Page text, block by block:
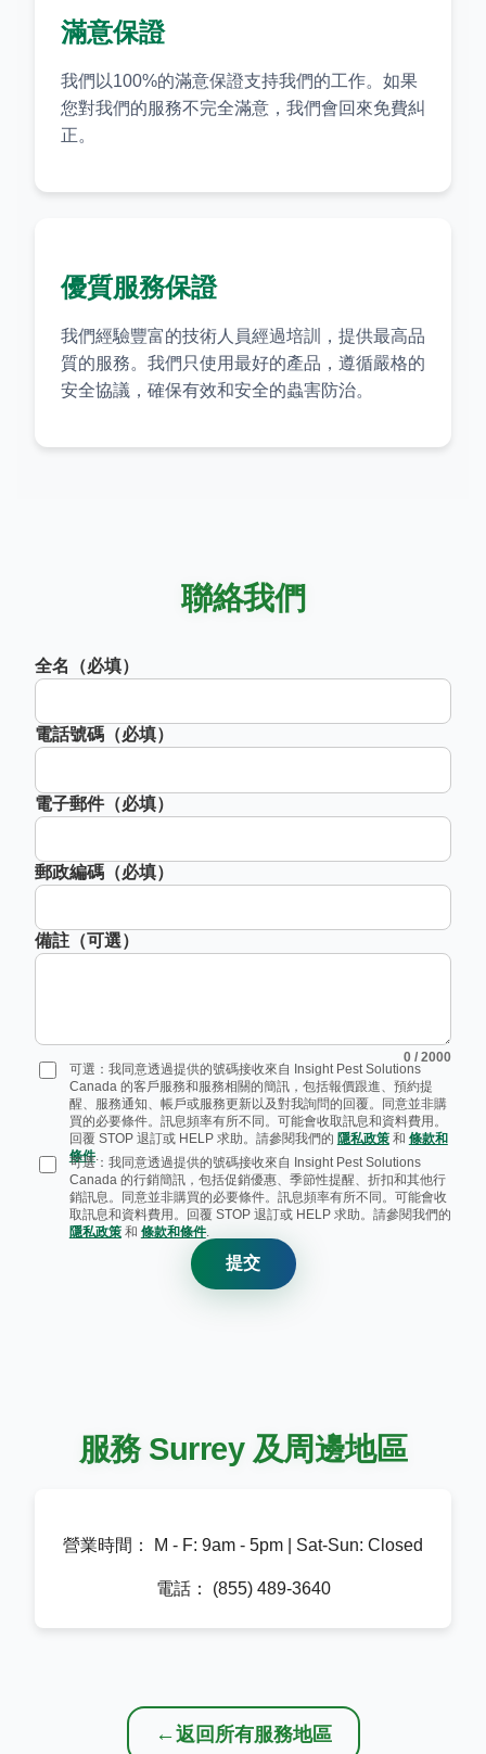
滿意保證
我們以100%的滿意保證支持我們的工作。如果
您對我們的服務不完全滿意，我們會回來免費糾
正。
優質服務保證
我們經驗豐富的技術人員經過培訓，提供最高品
質的服務。我們只使用最好的產品，遵循嚴格的
安全協議，確保有效和安全的蟲害防治。
聯絡我們
全名（必填）
電話號碼（必填）
電子郵件（必填）
郵政編碼（必填）
備註（可選）
0 / 2000
可選：我同意透過提供的號碼接收來自 Insight Pest Solutions
Canada 的客戶服務和服務相關的簡訊，包括報價跟進、預約提
醒、服務通知、帳戶或服務更新以及對我詢問的回覆。同意並非購
買的必要條件。訊息頻率有所不同。可能會收取訊息和資料費用。
回覆 STOP 退訂或 HELP 求助。請參閱我們的 隱私政策 和 條款和
條件.
可選：我同意透過提供的號碼接收來自 Insight Pest Solutions
Canada 的行銷簡訊，包括促銷優惠、季節性提醒、折扣和其他行
銷訊息。同意並非購買的必要條件。訊息頻率有所不同。可能會收
取訊息和資料費用。回覆 STOP 退訂或 HELP 求助。請參閱我們的
隱私政策 和 條款和條件.
提交
服務 Surrey 及周邊地區
營業時間： M - F: 9am - 5pm | Sat-Sun: Closed
電話： (855) 489-3640
←返回所有服務地區